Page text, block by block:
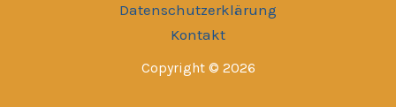
Datenschutzerklärung
Kontakt
Copyright © 2026